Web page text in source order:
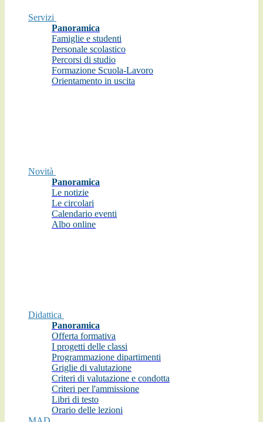
Servizi
Panoramica
Famiglie e studenti
Personale scolastico
Percorsi di studio
Formazione Scuola-Lavoro
Orientamento in uscita
Novità
Panoramica
Le notizie
Le circolari
Calendario eventi
Albo online
Didattica
Panoramica
Offerta formativa
I progetti delle classi
Programmazione dipartimenti
Griglie di valutazione
Criteri di valutazione e condotta
Criteri per l'ammissione
Libri di testo
Orario delle lezioni